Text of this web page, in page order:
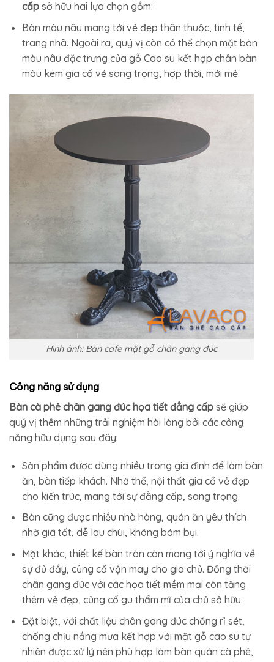
cấpsở hữu hai lựa chọn gồm:
Bàn màu nâu mang tới vẻ đẹp thân thuộc, tinh tế,
trang nhã. Ngoài ra, quý vị còn có thể chọn mặt bàn
màu nâu đặc trưng của gỗ Cao su kết hợp chân bàn
màu kem gia cố vẻ sang trọng, hợp thời, mới mẻ.
Hình ảnh: Bàn cafe mặt gỗ chân gang đúc
Công năng sử dụng
Bàn cà phê chân gang đúc họa tiết đẳng cấp sẽ giúp
quý vị thêm những trải nghiệm hài lòng bởi các công
năng hữu dụng sau đây:
Sản phẩm được dùng nhiều trong gia đình để làm bàn
ăn, bàn tiếp khách. Nhờ thế, nội thất gia cố vẻ đẹp
cho kiến trúc, mang tới sự đẳng cấp, sang trọng.
Bàn cũng được nhiều nhà hàng, quán ăn yêu thích
nhờ giá tốt, dễ lau chùi, không bám bụi.
Mặt khác, thiết kế bàn tròn còn mang tới ý nghĩa về
sự đủ đầy, củng cố vận may cho gia chủ. Đồng thời
chân gang đúc với các họa tiết mềm mại còn tăng
thêm vẻ đẹp, củng cố gu thẩm mĩ của chủ sở hữu.
Đặt biệt, với chất liệu chân gang đúc chống rỉ sét,
chống chịu nắng mưa kết hợp với mặt gỗ cao su tự
nhiên được xử lý nên phù hợp làm bàn quán cà phê,